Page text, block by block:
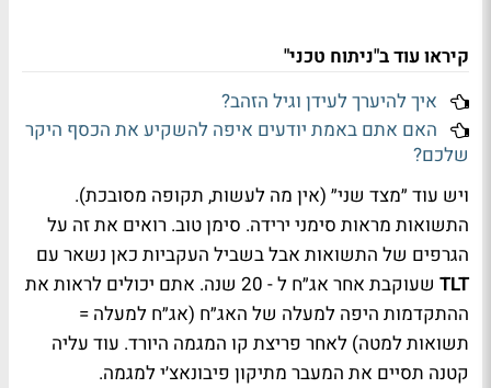
קיראו עוד ב"ניתוח טכני"
איך להיערך לעידן וגיל הזהב?
האם אתם באמת יודעים איפה להשקיע את הכסף היקר
שלכם?
ויש עוד ״מצד שני״ (אין מה לעשות, תקופה מסובכת).
התשואות מראות סימני ירידה. סימן טוב. רואים את זה על
הגרפים של התשואות אבל בשביל העקביות כאן נשאר עם
TLT
שעוקבת אחר אג״ח ל - 20 שנה. אתם יכולים לראות את
ההתקדמות היפה למעלה של האג״ח (אג״ח למעלה =
תשואות למטה) לאחר פריצת קו המגמה היורד. עוד עליה
קטנה תסיים את המעבר מתיקון פיבונאצ׳י למגמה.